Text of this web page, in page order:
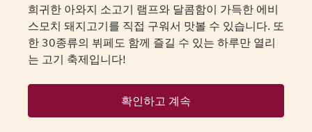
희귀한 아와지 소고기 램프와 달콤함이 가득한 에비
스모치 돼지고기를 직접 구워서 맛볼 수 있습니다. 또
한 30종류의 뷔페도 함께 즐길 수 있는 하루만 열리
는 고기 축제입니다!
확인하고 계속